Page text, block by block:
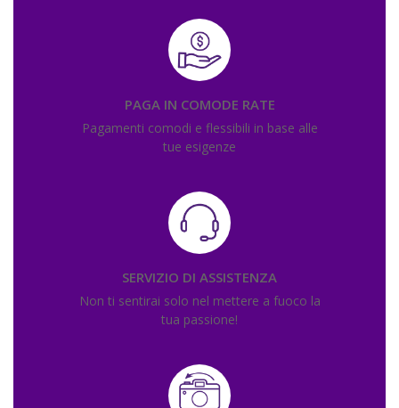
PAGA IN COMODE RATE
Pagamenti comodi e flessibili in base alle
tue esigenze
SERVIZIO DI ASSISTENZA
Non ti sentirai solo nel mettere a fuoco la
tua passione!